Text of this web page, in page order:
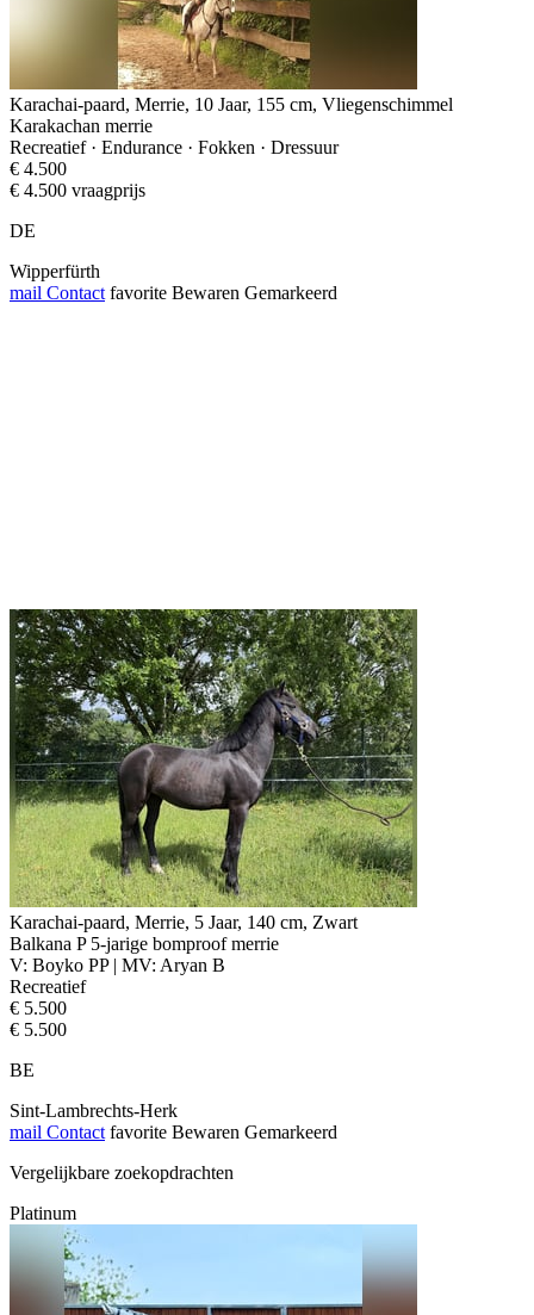
Karachai-paard, Merrie, 10 Jaar, 155 cm, Vliegenschimmel
Karakachan merrie
Recreatief · Endurance · Fokken · Dressuur
€ 4.500
€ 4.500 vraagprijs
DE
Wipperfürth
mail Contact favorite Bewaren Gemarkeerd
Karachai-paard, Merrie, 5 Jaar, 140 cm, Zwart
Balkana P 5-jarige bomproof merrie
V: Boyko PP | MV: Aryan B
Recreatief
€ 5.500
€ 5.500
BE
Sint-Lambrechts-Herk
mail Contact favorite Bewaren Gemarkeerd
Vergelijkbare zoekopdrachten
Platinum